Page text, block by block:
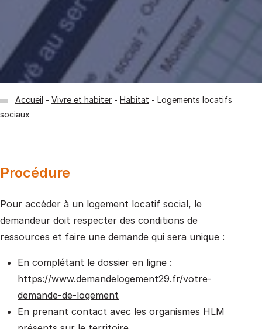
Accueil Vivre et habiter Habitat
Logements locatifs
sociaux
Procédure
Pour accéder à un logement locatif social, le
demandeur doit respecter des conditions de
ressources et faire une demande qui sera unique :
En complétant le dossier en ligne :
https://www.demandelogement29.fr/votre-
demande-de-logement
En prenant contact avec les organismes HLM